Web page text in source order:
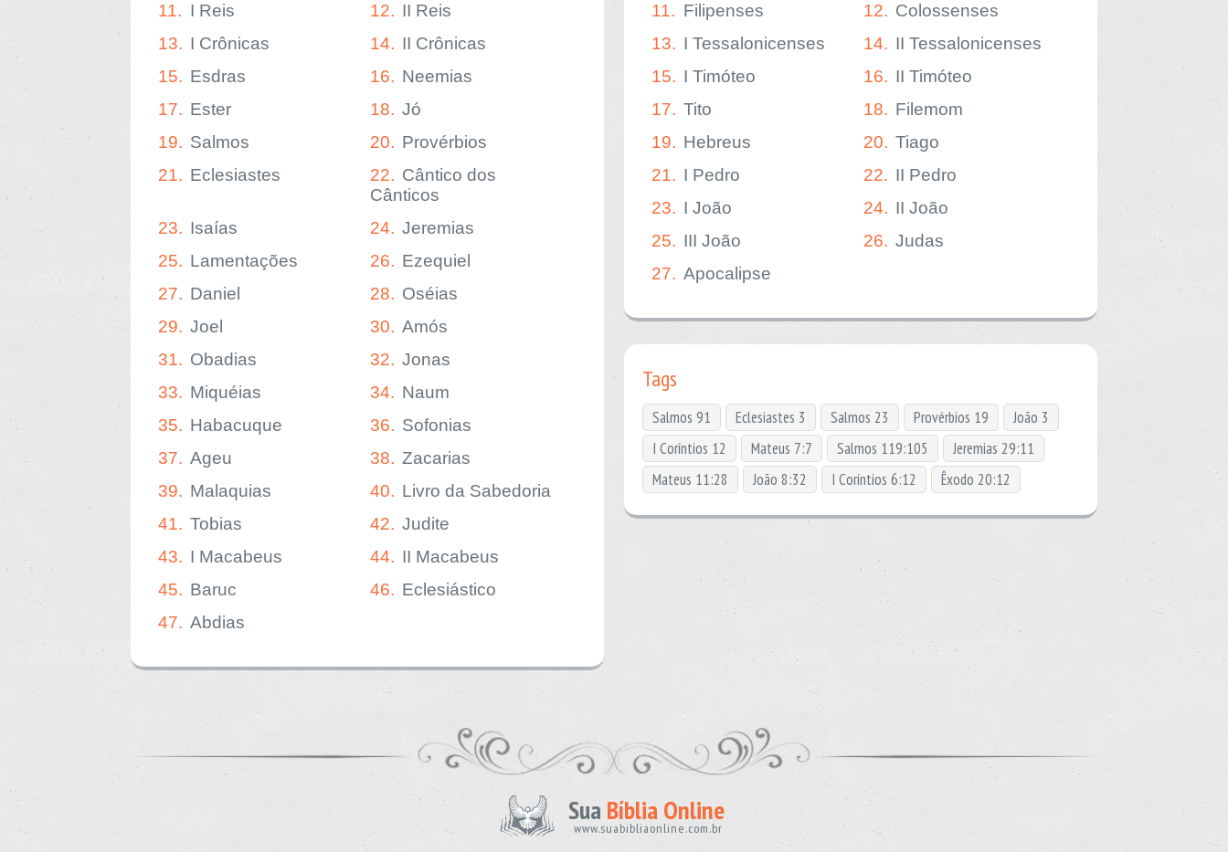
11. I Reis 12. II Reis
13. I Crônicas 14. II Crônicas
15. Esdras 16. Neemias
17. Ester 18. Jó
19. Salmos 20. Provérbios
21. Eclesiastes 22. Cântico dos
Cânticos
23. Isaías 24. Jeremias
25. Lamentações 26. Ezequiel
27. Daniel 28. Oséias
29. Joel 30. Amós
31. Obadias 32. Jonas
33. Miquéias 34. Naum
35. Habacuque 36. Sofonias
37. Ageu 38. Zacarias
39. Malaquias 40. Livro da Sabedoria
41. Tobias 42. Judite
43. I Macabeus 44. II Macabeus
45. Baruc 46. Eclesiástico
47. Abdias
11. Filipenses 12. Colossenses
13. I Tessalonicenses 14. II Tessalonicenses
15. I Timóteo 16. II Timóteo
17. Tito 18. Filemom
19. Hebreus 20. Tiago
21. I Pedro 22. II Pedro
23. I João 24. II João
25. III João 26. Judas
27. Apocalipse
Tags
Salmos 91 Eclesiastes 3 Salmos 23 Provérbios 19
João 3
I Coríntios 12
Mateus 7:7 Salmos 119:105
Jeremias 29:11
Mateus 11:28
João 8:32 I Coríntios 6:12 Êxodo 20:12
SuaBíblia Online
www.suabibliaonline.com.br